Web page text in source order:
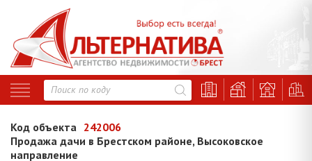
Код объекта 242006
Продажа дачи в Брестском районе, Высоковское
направление